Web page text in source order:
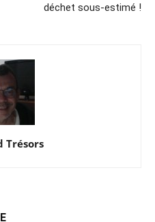
déchet sous-estimé !
Trésors